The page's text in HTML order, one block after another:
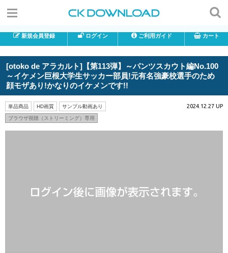
新規会員登録 ログイン ご利用ガイド カート
[otoko de アラカルト]【第113弾】～パンツスカウト編No.100
～イケメン巨根大学生サッカー部員!元有名強豪校選手のため
顔モザあり!かなりのイケメンです!!
単品商品 HD画質 サンプル動画あり
ブラウザ視聴（ストリーミング）専用
2024.12.27 UP